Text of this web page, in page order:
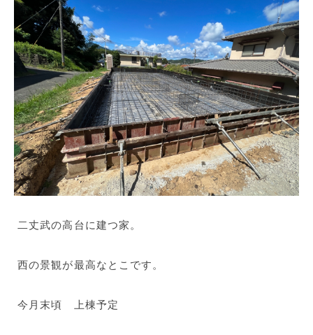
二丈武の高台に建つ家。
西の景観が最高なとこです。
今月末頃 上棟予定